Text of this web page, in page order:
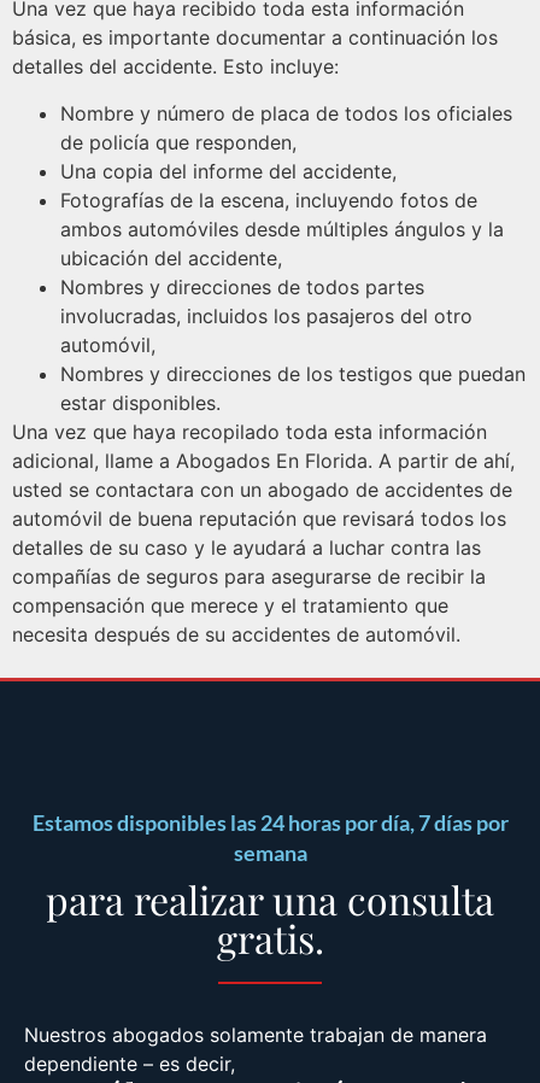
Una vez que haya recibido toda esta información
básica, es importante documentar a continuación los
detalles del accidente. Esto incluye:
Nombre y número de placa de todos los oficiales
de policía que responden,
Una copia del informe del accidente,
Fotografías de la escena, incluyendo fotos de
ambos automóviles desde múltiples ángulos y la
ubicación del accidente,
Nombres y direcciones de todos partes
involucradas, incluidos los pasajeros del otro
automóvil,
Nombres y direcciones de los testigos que puedan
estar disponibles.
Una vez que haya recopilado toda esta información
adicional, llame a Abogados En Florida. A partir de ahí,
usted se contactara con un abogado de accidentes de
automóvil de buena reputación que revisará todos los
detalles de su caso y le ayudará a luchar contra las
compañías de seguros para asegurarse de recibir la
compensación que merece y el tratamiento que
necesita después de su accidentes de automóvil.
Estamos disponibles las 24 horas por día, 7 días por
semana
para realizar una consulta
gratis.
Nuestros abogados solamente trabajan de manera
dependiente – es decir,